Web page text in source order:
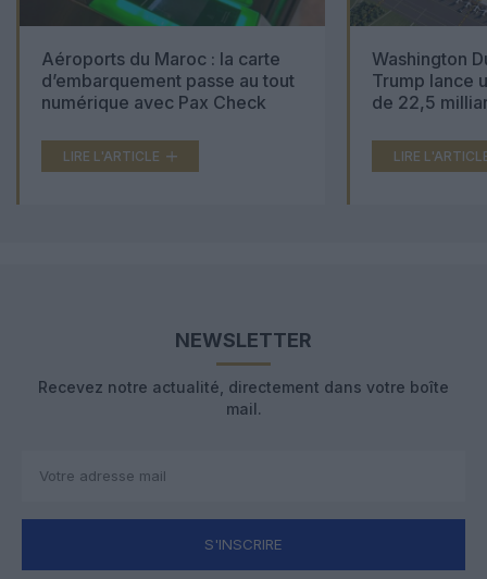
Aéroports du Maroc : la carte
d’embarquement passe au tout
numérique avec Pax Check
LIRE L'ARTICLE
Washington
Trump lance
de 22,5
LIRE
NEWSLETTER
Recevez notre actualité, directement dans votre boîte
mail.
S'INSCRIRE